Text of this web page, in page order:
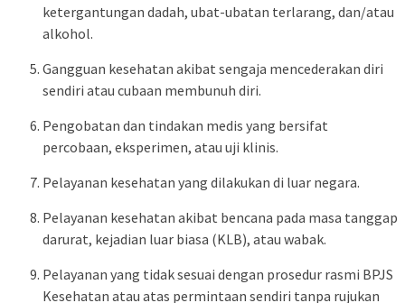
ketergantungan dadah, ubat-ubatan terlarang, dan/atau
alkohol.
Gangguan kesehatan akibat sengaja mencederakan diri
sendiri atau cubaan membunuh diri.
Pengobatan dan tindakan medis yang bersifat
percobaan, eksperimen, atau uji klinis.
Pelayanan kesehatan yang dilakukan di luar negara.
Pelayanan kesehatan akibat bencana pada masa tanggap
darurat, kejadian luar biasa (KLB), atau wabak.
Pelayanan yang tidak sesuai dengan prosedur rasmi BPJS
Kesehatan atau atas permintaan sendiri tanpa rujukan